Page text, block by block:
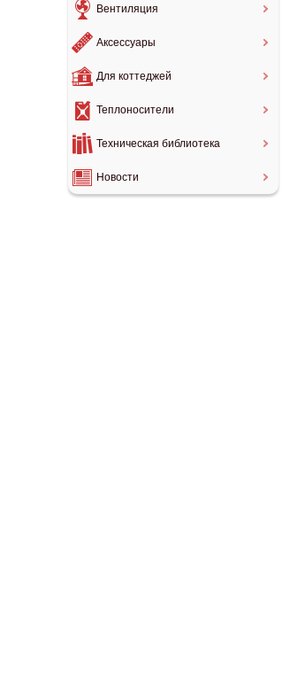
Вентиляция
Аксессуары
Для коттеджей
Теплоносители
Техническая библиотека
Новости